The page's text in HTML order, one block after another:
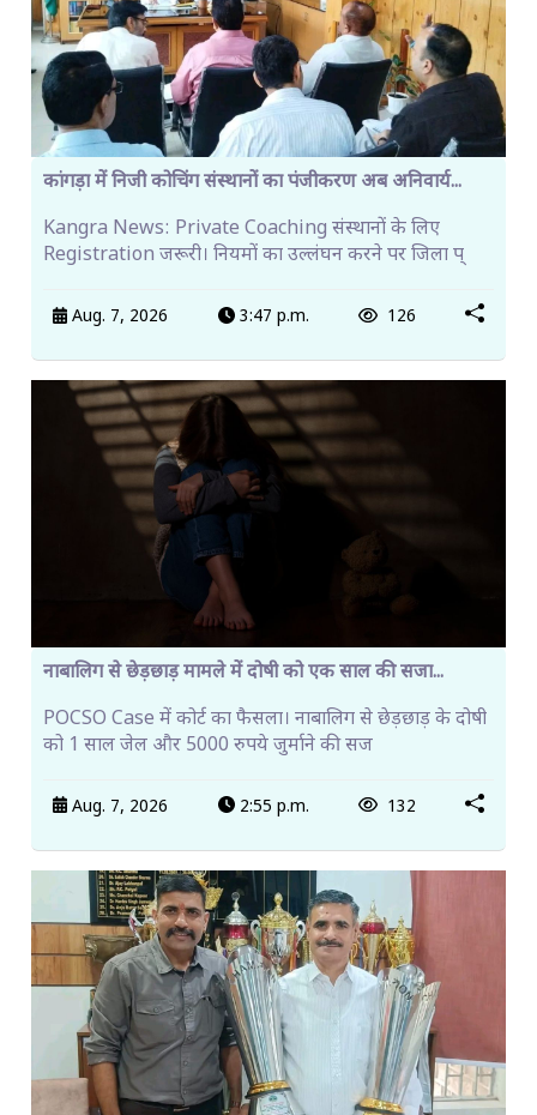
कांगड़ा में निजी कोचिंग संस्थानों का पंजीकरण अब अनिवार्य...
Kangra News: Private Coaching संस्थानों के लिए
Registration जरूरी। नियमों का उल्लंघन करने पर जिला प्
Aug. 7, 2026 3:47 p.m. 126
नाबालिग से छेड़छाड़ मामले में दोषी को एक साल की सजा...
POCSO Case में कोर्ट का फैसला। नाबालिग से छेड़छाड़ के दोषी
को 1 साल जेल और 5000 रुपये जुर्माने की सज
Aug. 7, 2026 2:55 p.m. 132